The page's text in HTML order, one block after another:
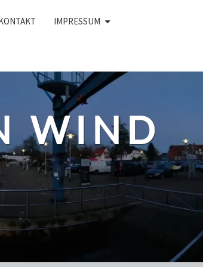
IMPRESSUM
WIND